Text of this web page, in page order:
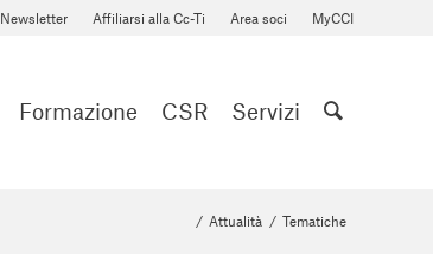
Newsletter Affiliarsi alla Cc-Ti Area soci MyCCI
Formazione CSR Servizi
/ Attualità / Tematiche